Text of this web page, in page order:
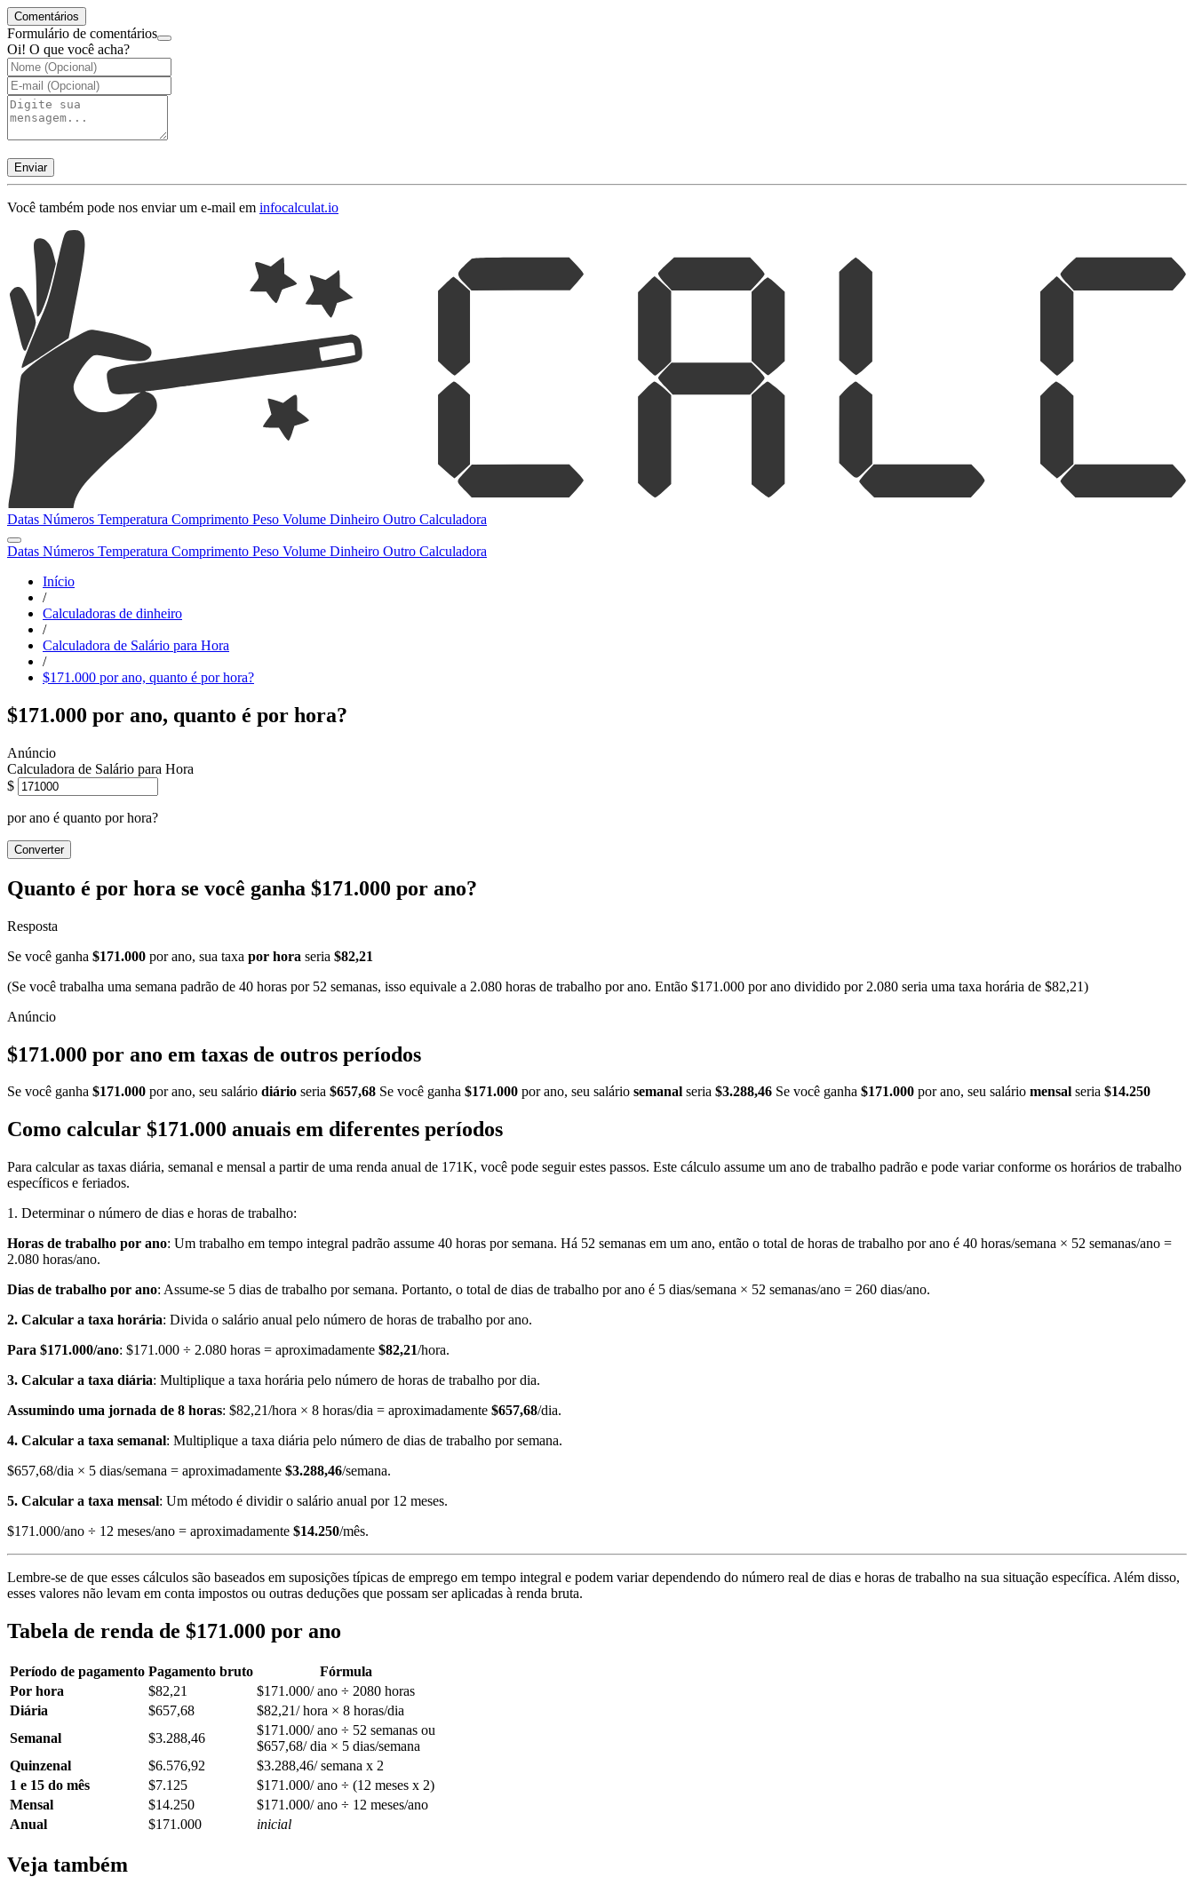
Comentários
Formulário de comentários
Oi! O que você acha?
Enviar
Você também pode nos enviar um e-mail em infocalculat.io
Datas Números Temperatura Comprimento Peso Volume Dinheiro Outro Calculadora
Datas Números Temperatura Comprimento Peso Volume Dinheiro Outro Calculadora
Início
/
Calculadoras de dinheiro
/
Calculadora de Salário para Hora
/
$171.000 por ano, quanto é por hora?
$171.000 por ano, quanto é por hora?
Calculadora de Salário para Hora
$
por ano é quanto por hora?
Converter
Quanto é por hora se você ganha $171.000 por ano?
Resposta
Se você ganha $171.000 por ano, sua taxa por hora seria $82,21
(Se você trabalha uma semana padrão de 40 horas por 52 semanas, isso equivale a 2.080 horas de trabalho por ano. Então $171.000 por ano dividido por 2.080 seria uma taxa horária de $82,21)
$171.000 por ano em taxas de outros períodos
Se você ganha $171.000 por ano, seu salário diário seria $657,68 Se você ganha $171.000 por ano, seu salário semanal seria $3.288,46 Se você ganha $171.000 por ano, seu salário mensal seria $14.250
Como calcular $171.000 anuais em diferentes períodos
Para calcular as taxas diária, semanal e mensal a partir de uma renda anual de 171K, você pode seguir estes passos. Este cálculo assume um ano de trabalho padrão e pode variar conforme os horários de trabalho
específicos e feriados.
1. Determinar o número de dias e horas de trabalho:
Horas de trabalho por ano: Um trabalho em tempo integral padrão assume 40 horas por semana. Há 52 semanas em um ano, então o total de horas de trabalho por ano é 40 horas/semana × 52 semanas/ano =
2.080 horas/ano.
Dias de trabalho por ano: Assume-se 5 dias de trabalho por semana. Portanto, o total de dias de trabalho por ano é 5 dias/semana × 52 semanas/ano = 260 dias/ano.
2. Calcular a taxa horária: Divida o salário anual pelo número de horas de trabalho por ano.
Para $171.000/ano: $171.000 ÷ 2.080 horas = aproximadamente $82,21/hora.
3. Calcular a taxa diária: Multiplique a taxa horária pelo número de horas de trabalho por dia.
Assumindo uma jornada de 8 horas: $82,21/hora × 8 horas/dia = aproximadamente $657,68/dia.
4. Calcular a taxa semanal: Multiplique a taxa diária pelo número de dias de trabalho por semana.
$657,68/dia × 5 dias/semana = aproximadamente $3.288,46/semana.
5. Calcular a taxa mensal: Um método é dividir o salário anual por 12 meses.
$171.000/ano ÷ 12 meses/ano = aproximadamente $14.250/mês.
Lembre-se de que esses cálculos são baseados em suposições típicas de emprego em tempo integral e podem variar dependendo do número real de dias e horas de trabalho na sua situação específica. Além disso,
esses valores não levam em conta impostos ou outras deduções que possam ser aplicadas à renda bruta.
Tabela de renda de $171.000 por ano
Período de pagamento Pagamento bruto
Fórmula
Por hora
$82,21
$171.000/ ano ÷ 2080 horas
Diária
$657,68
$82,21/ hora × 8 horas/dia
Semanal
$3.288,46
$171.000/ ano ÷ 52 semanas ou
$657,68/ dia × 5 dias/semana
Quinzenal
$6.576,92
$3.288,46/ semana x 2
1 e 15 do mês
$7.125
$171.000/ ano ÷ (12 meses x 2)
Mensal
$14.250
$171.000/ ano ÷ 12 meses/ano
Anual
$171.000 inicial
Veja também